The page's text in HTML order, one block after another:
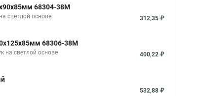
68304-38М
светлой основе 312,35 ₽
68306-38М
на светлой основе 400,22 ₽
532,88 ₽